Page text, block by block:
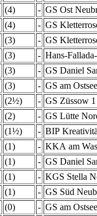
(4) - GS Ost
(4) - GS
(3) - GS
(3) - Hans-
(3) - GS Daniel
(3) - GS am
(2½) - GS Züssow 1
(2) - GS Lütte
(1½) - BIP
(1) - KKA am
(1) - GS Daniel
(1) - KGS Stella
(1) - GS Süd
(0) - GS am